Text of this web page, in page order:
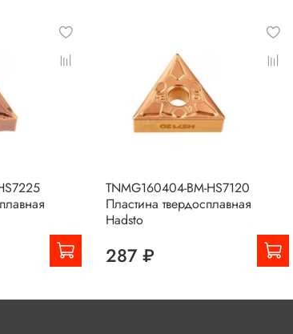
TNMG160404-BM-HS7120
Пластина твердосплавная
Hadsto
287 ₽